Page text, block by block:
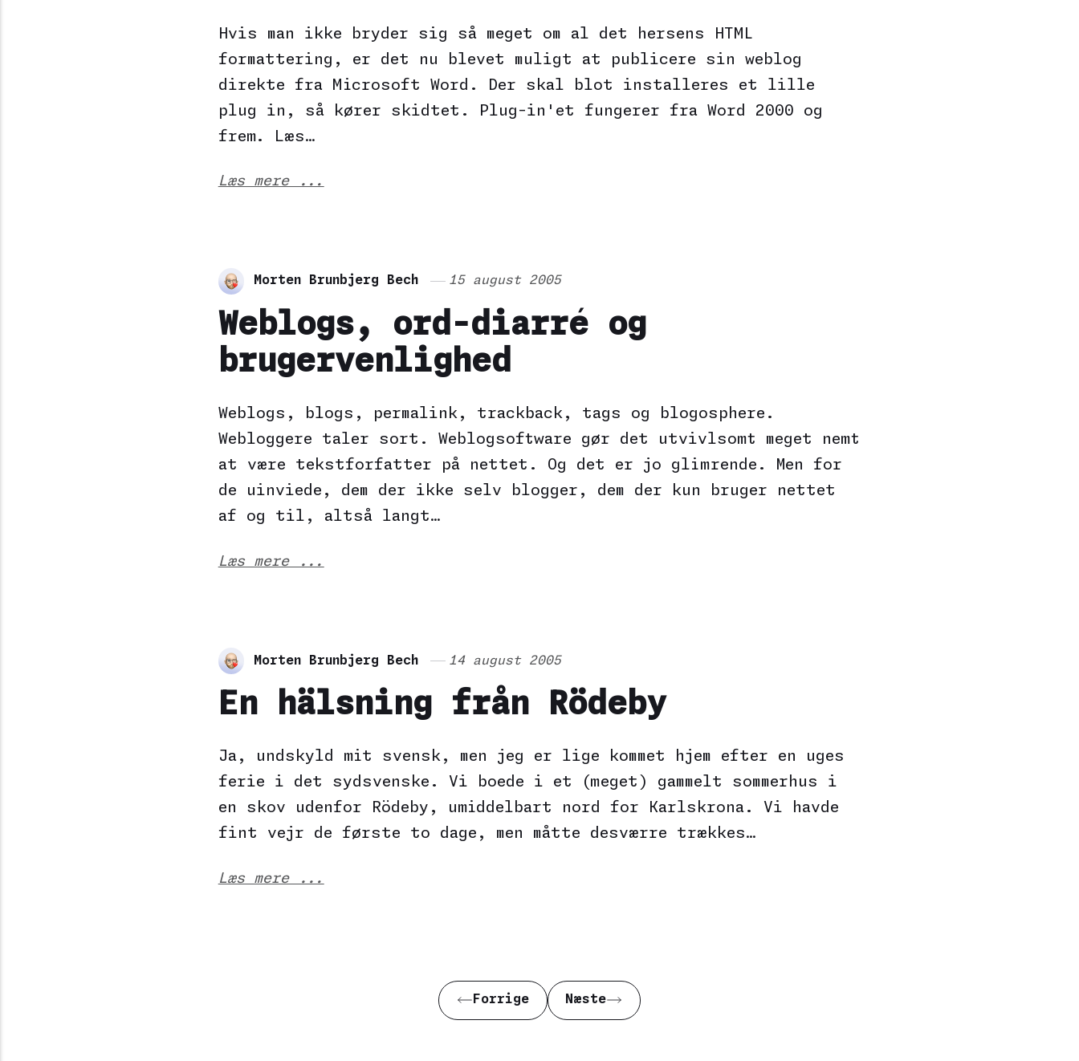
Hvis man ikke bryder sig så meget om al det hersens HTML
formattering, er det nu blevet muligt at publicere sin weblog
direkte fra Microsoft Word. Der skal blot installeres et lille
plug in, så kører skidtet. Plug-in'et fungerer fra Word 2000 og
frem. Læs…
Læs mere ...
Morten Brunbjerg Bech 15 august 2005
Weblogs, ord-diarré og
brugervenlighed
Weblogs, blogs, permalink, trackback, tags og blogosphere.
Webloggere taler sort. Weblogsoftware gør det utvivlsomt meget nemt
at være tekstforfatter på nettet. Og det er jo glimrende. Men for
de uinviede, dem der ikke selv blogger, dem der kun bruger nettet
af og til, altså langt…
Læs mere ...
Morten Brunbjerg Bech 14 august 2005
En hälsning från Rödeby
Ja, undskyld mit svensk, men jeg er lige kommet hjem efter en uges
ferie i det sydsvenske. Vi boede i et (meget) gammelt sommerhus i
en skov udenfor Rödeby, umiddelbart nord for Karlskrona. Vi havde
fint vejr de første to dage, men måtte desværre trækkes…
Læs mere ...
Forrige Næste